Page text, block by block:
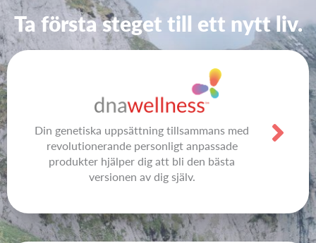
Ta första steget till ett nytt liv.
Din genetiska uppsättning tillsammans med
revolutionerande personligt anpassade
produkter hjälper dig att bli den bästa
versionen av dig själv.